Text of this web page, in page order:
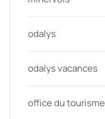
odalys
odalys vacances
office du tourisme